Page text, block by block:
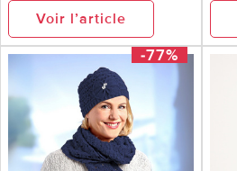
Voir l’article
-77%